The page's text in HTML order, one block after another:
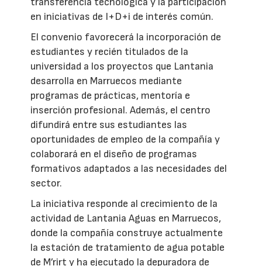
en iniciativas de I+D+i de interés común.
El convenio favorecerá la incorporación de
estudiantes y recién titulados de la
universidad a los proyectos que Lantania
desarrolla en Marruecos mediante
programas de prácticas, mentoría e
inserción profesional. Además, el centro
difundirá entre sus estudiantes las
oportunidades de empleo de la compañía y
colaborará en el diseño de programas
formativos adaptados a las necesidades del
sector.
La iniciativa responde al crecimiento de la
actividad de Lantania Aguas en Marruecos,
donde la compañía construye actualmente
la estación de tratamiento de agua potable
de M’rirt y ha ejecutado la depuradora de